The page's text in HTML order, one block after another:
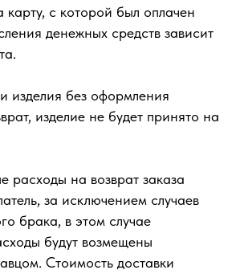
с которой был оплачен
денежных средств зависит
изделия без оформления
изделие не будет принято на
расходы на возврат заказа
за исключением случаев
брака, в этом случае
будут возмещены
Стоимость доставки